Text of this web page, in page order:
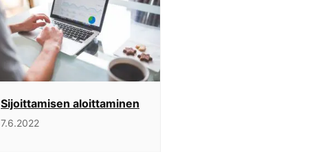
Sijoittamisen aloittaminen
7.6.2022